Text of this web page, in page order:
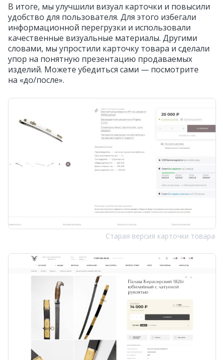
В итоге, мы улучшили визуал карточки и повысили
удобство для пользователя. Для этого избегали
информационной перегрузки и использовали
качественные визуальные материалы. Другими
словами, мы упростили карточку товара и сделали
упор на понятную презентацию продаваемых
изделий. Можете убедиться сами — посмотрите
на «до/после».
Старая версия карточки товара